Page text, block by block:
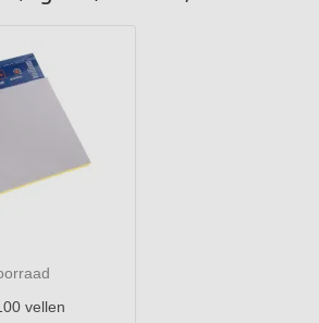
vellen